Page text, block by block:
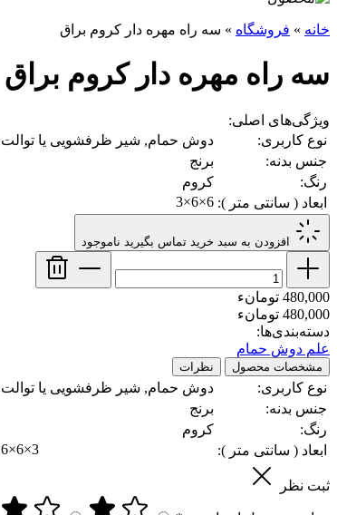
خانه » فروشگاه » سه راه مهره دار کروم براق
سه راه مهره دار کروم براق
ویژگی‌های اصلی:
نوع کاربری:
دوش حمام, شیر ظرفشویی یا توالت
جنس بدنه:
برنج
رنگ:
کروم
ابعاد ( سانتی متر ): 6×6×3
افزودن به سبد خرید تماس بگیرید ناموجود
480,000 تومانء
480,000 تومانء
دسته‌بندی‌ها:
علم دوش حمام
مشخصات محصول نظرات
نوع کاربری:
دوش حمام, شیر ظرفشویی یا توالت
جنس بدنه:
برنج
رنگ:
کروم
ابعاد ( سانتی متر ):
6×6×3
ثبت نظر